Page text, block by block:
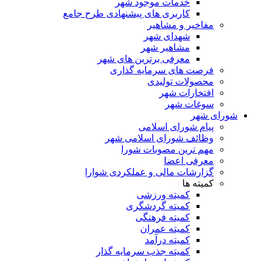
خدمات موجود شهر
کاربری های پیشنهادی طرح جامع
مفاخیر و مشاهیر
شهدای شهر
مشاهیر شهر
معرفی برترین های شهر
فرصت های سرمایه گذاری
محصولات تولیدی
افتخارات شهر
سوغات شهر
شورای شهر
پیام شورای اسلامی
وظائف شورای اسلامی شهر
مهم ترین مصوبات شورا
معرفی اعضا
گزارشات مالی و عملکردی شوارا
کمیته ها
کمیته ورزشی
کمیته گردشگری
کمیته فرهنگی
کمیته عمران
کمیته درآمد
کمیته جذب سرمایه گذار